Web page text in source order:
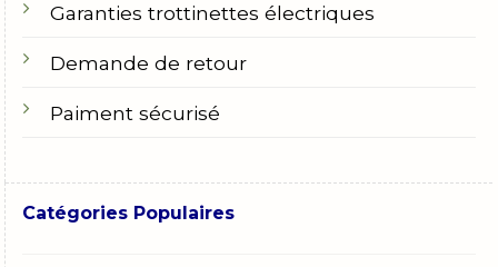
Garanties trottinettes électriques
Demande de retour
Paiment sécurisé
Catégories Populaires